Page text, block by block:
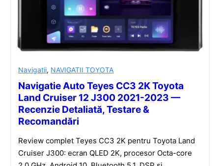
Navigatii, NAVIGATII TOYOTA
Navigatie Auto Teyes CC3 2K Toyota
Land Cruiser 12 J300 2021-2023 —
Recenzie Detaliată, Testare &
Recomandări
Review complet Teyes CC3 2K pentru Toyota Land
Cruiser J300: ecran QLED 2K, procesor Octa-core